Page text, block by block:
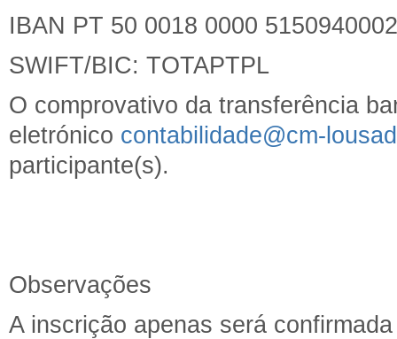
IBAN PT 50 0018 0000
SWIFT/BIC: TOTAPTPL
O comprovativo da transferência
eletrónico contabilidade@cm-
participante(s).
Observações
A inscrição apenas será